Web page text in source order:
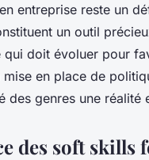
entreprise reste un
un outil
doit évoluer pour
en place de
des genres une réalité
des soft skills